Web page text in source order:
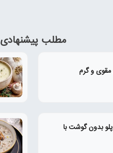
مطلب پیشنهادی
مقوی و گرم
بدون گوشت با